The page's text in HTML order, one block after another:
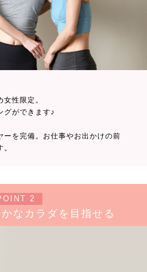
性限定。
グができます♪
ーを完備。お仕事やお出かけの前
2
なカラダを目指せる